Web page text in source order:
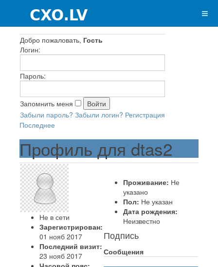
Добро пожаловать, Гость
Логин:
Пароль:
Запомнить меня
Забыли пароль? Забыли логин? Регистрация
Последнее
Профиль для dtas2
Не в сети
Зарегистрирован:
01 нояб 2017
Последний визит:
23 нояб 2017
Проживание: Не
указано
Пол: Не указан
Дата рождения:
Неизвестно
Подпись
Сообщения